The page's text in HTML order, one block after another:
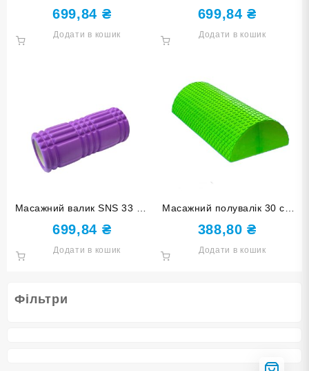
Фільтри
зелений EVASX3-33-green
699,84 ₴
Додати в кошик
рожевий EVASX3-33-rose
red
699,84₴
Додати в кошик
Масажний валик SNS 33 см
фіолетовий EVASX3-33-
purple+
699,84 ₴
Додати в кошик
Масажний полувалік 30 см
салатовий D-СА
388,80₴
Додати в кошик